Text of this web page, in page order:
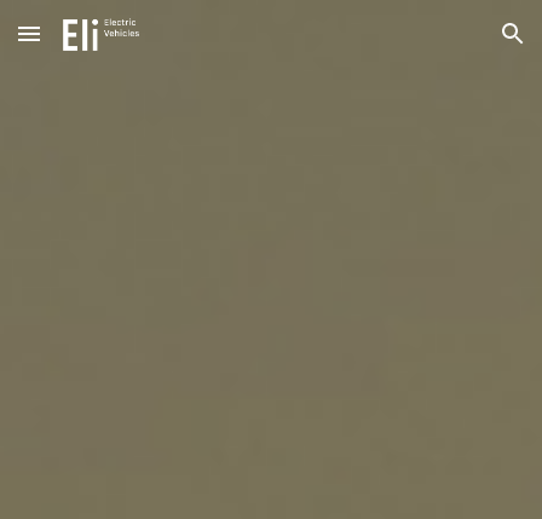
Skip to main content Skip to navigation